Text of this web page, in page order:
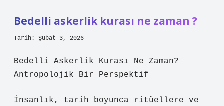
Bedelli askerlik kurası ne zaman ?
Tarih: Şubat 3, 2026
Bedelli Askerlik Kurası Ne Zaman?
Antropolojik Bir Perspektif
İnsanlık, tarih boyunca ritüellere ve